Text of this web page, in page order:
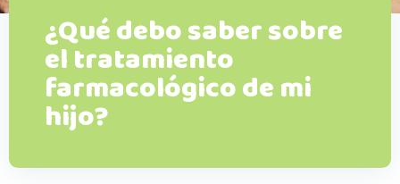
¿Qué debo saber sobre
el tratamiento
farmacológico de mi
hijo?